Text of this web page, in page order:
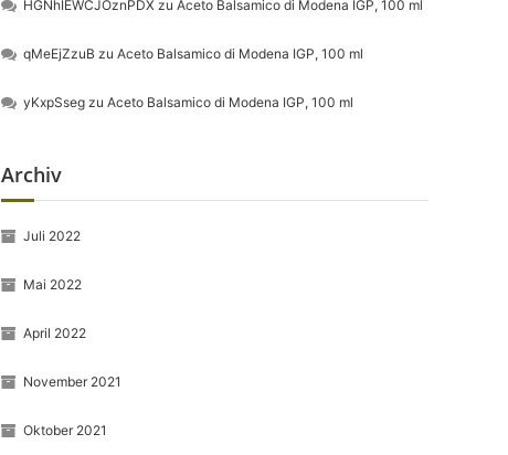
HGNhIEWCJOznPDX zuAceto Balsamico di Modena IGP, 100 ml
qMeEjZzuB zuAceto Balsamico di Modena IGP, 100 ml
yKxpSseg zuAceto Balsamico di Modena IGP, 100 ml
Archiv
Juli 2022
Mai 2022
April 2022
November 2021
Oktober 2021